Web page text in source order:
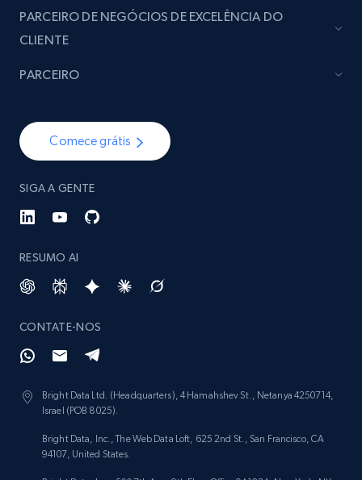
Comece grátis
SIGA A GENTE
RESUMO AI
CONTATE-NOS
Bright Data Ltd. (Headquarters), 4 Hamahshev St., Netanya 4250714,
Israel (POB 8025).
Bright Data, Inc., The Web Data Loft, 625 2nd St., San Francisco, CA
94107, United States.
PARCEIRO DE NEGÓCIOS DE EXCELÊNCIA DO
CLIENTE
PARCEIRO